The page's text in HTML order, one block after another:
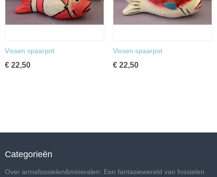
Vissen spaarpot
€ 22,50
Vissen spaarpot
€ 22,50
Categorieën
Over armafossielen&mineralen: Een fantasiewereld van fossielen